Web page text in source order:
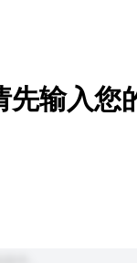
先输入您